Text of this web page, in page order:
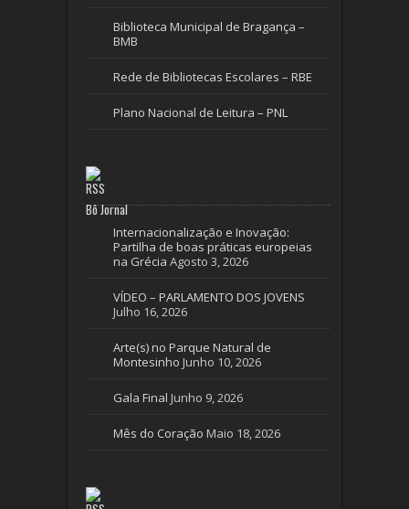
Biblioteca Municipal de Bragança –
BMB
Rede de Bibliotecas Escolares – RBE
Plano Nacional de Leitura – PNL
Bô Jornal
Internacionalização e Inovação:
Partilha de boas práticas europeias
na Grécia Agosto 3, 2026
VÍDEO – PARLAMENTO DOS JOVENS
Julho 16, 2026
Arte(s) no Parque Natural de
Montesinho Junho 10, 2026
Gala Final Junho 9, 2026
Mês do Coração Maio 18, 2026